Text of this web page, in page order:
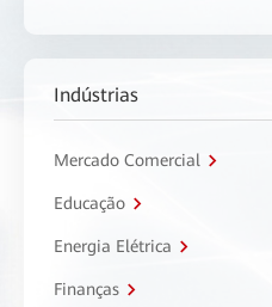
Indústrias
Mercado Comercial
Educação
Energia Elétrica
Finanças